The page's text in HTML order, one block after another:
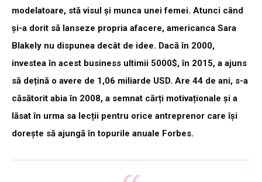
modelatoare, stă visul și munca unei femei. Atunci când
și-a dorit să lanseze propria afacere, americanca Sara
Blakely nu dispunea decât de idee. Dacă în 2000,
investea în acest business ultimii 5000$, în 2015, a ajuns
să dețină o avere de 1,06 miliarde USD. Are 44 de ani, s-a
căsătorit abia în 2008, a semnat cărți motivaționale și a
lăsat în urma sa lecții pentru orice antreprenor care își
dorește să ajungă în topurile anuale Forbes.